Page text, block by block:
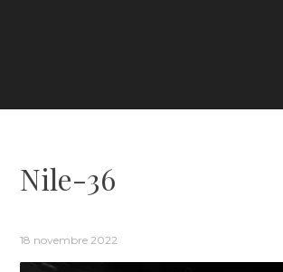
Nile-36
18 novembre 2022